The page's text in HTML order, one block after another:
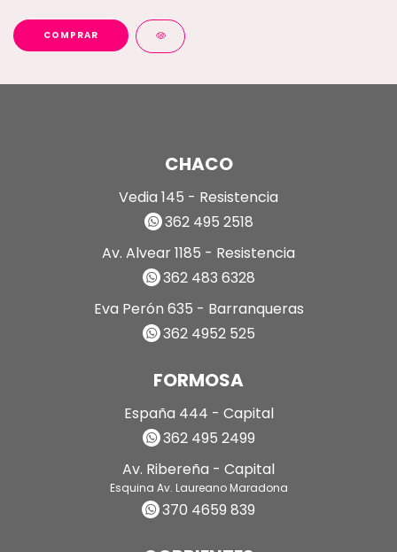
COMPRAR
CHACO
Vedia 145 - Resistencia
362 495 2518
Av. Alvear 1185 - Resistencia
362 483 6328
Eva Perón 635 - Barranqueras
362 4952 525
FORMOSA
España 444 - Capital
362 495 2499
Av. Ribereña - Capital
Esquina Av. Laureano Maradona
370 4659 839